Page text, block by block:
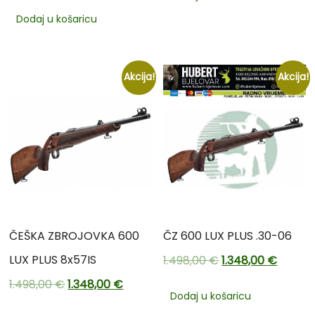
Dodaj u košaricu
Akcija!
ČEŠKA ZBROJOVKA 600
LUX PLUS 8x57IS
1.498,00€1.348,00 €
Akcija!
ČZ 600 LUX PLUS .30-06
1.498,00€1.348,00 €
Dodaj u košaricu